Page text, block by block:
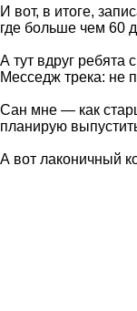
И вот, в итоге,
где больше чем 60
А тут вдруг ребята
Месседж трека: не
Сан мне — как
планирую
А вот лаконичный